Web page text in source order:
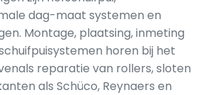
dag-maat systemen en
Montage, plaatsing, inmeting
horen bij het
reparatie van rollers, sloten
als Schüco, Reynaers en